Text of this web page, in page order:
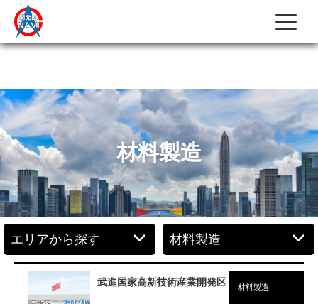
材料製造
武進国家高新技術産業開発区 材料製造